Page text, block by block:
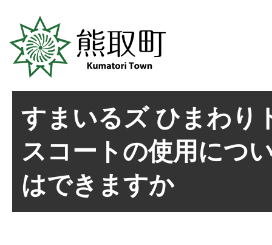
すまいるズ ひまわり
スコートの使用につ
はできますか